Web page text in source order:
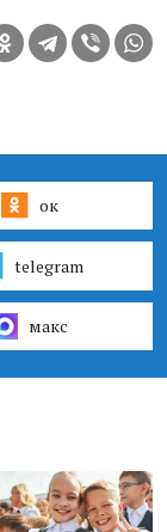
ок
telegram
макс